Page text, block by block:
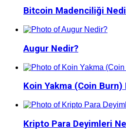
Bitcoin Madenciliği Nedir
Augur Nedir?
Koin Yakma (Coin Burn)
Kripto Para Deyimleri